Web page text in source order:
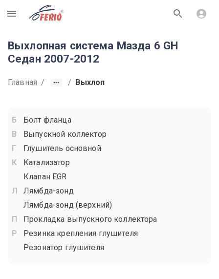
R
Выхлопная система Мазда 6 GH
Седан 2007-2012
Главная / / Выхлоп
Болт фланца
Выпускной коллектор
Глушитель основной
Катализатор
Клапан EGR
Лямбда-зонд
Лямбда-зонд (верхний)
Прокладка выпускного коллектора
Резинка крепления глушителя
Резонатор глушителя